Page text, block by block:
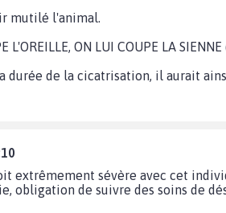
mutilé l'animal.
L'OREILLE, ON LUI COUPE LA
durée de la cicatrisation, il aurait
extrêmement sévère avec cet
obligation de suivre des soins de